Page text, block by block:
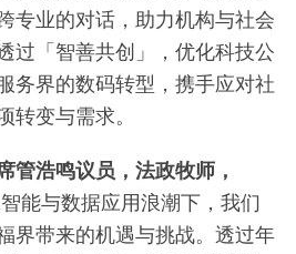
专业的对话，助力机构与社会
过「智善共创」，优化科技公
务界的数码转型，携手应对社
转变与需求。
管浩鸣议员，法政牧师，
智能与数据应用浪潮下，我们
界带来的机遇与挑战。透过年